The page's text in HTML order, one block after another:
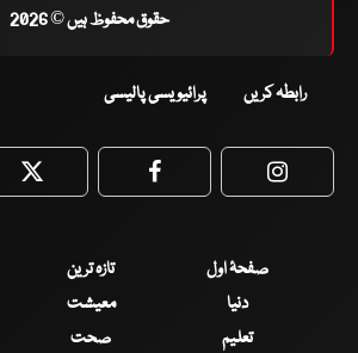
حقوق محفوظ ہیں © 2026
رابطہ کریں پرائیویسی پالیسی
Twitter Facebook
صفحۂ اول تازہ ترین
دنیا
معیشت
تعلیم
صحت